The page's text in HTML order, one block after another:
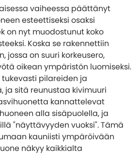
vaiheessa päättänyt
esteettiseksi osaksi
on nyt muodostunut koko
Koska se rakennettiin
jossa on suuri korkeusero,
oikean ympäristön luomiseksi.
tukevasti pilareiden ja
ja sitä reunustaa kivimuuri
kannattelevat
alla sisäpuolella, ja
"näyttävyyden vuoksi". Tämä
kauniisti ympäröivään
näkyy kaikkialta